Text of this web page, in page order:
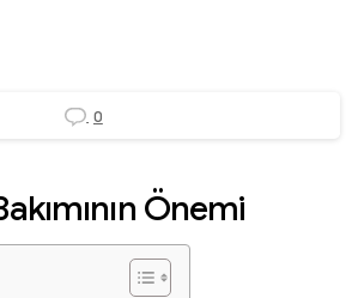
0
Önemi